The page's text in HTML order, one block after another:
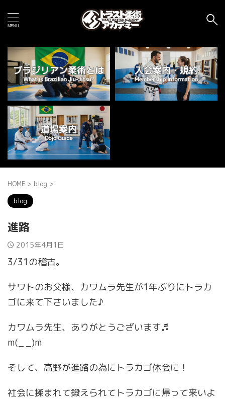
HOME > blog >
blog
進路
2015年4月1日
3/31の稽古。
サワトのお父様、カワムラ先生が1年ぶりにトラカ
ゴに来て下さいました♪
カワムラ先生、ありがとうございます♬
m(_ _)m
そして、高野が進路の為にトラカゴ休会に！
社会に揉まれて鍛えられてトラカゴに帰って来いよ